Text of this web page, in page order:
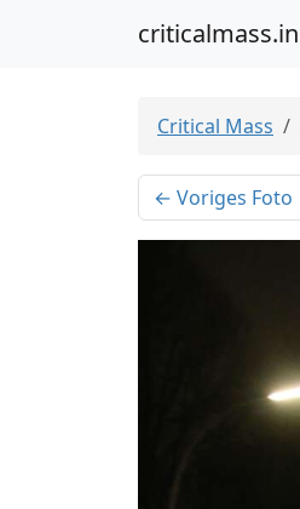
criticalmass.in
Critical Mass
← Voriges Foto